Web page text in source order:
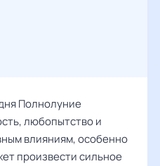
Полнолуние
любопытство и
влияниям, особенно
произвести сильное